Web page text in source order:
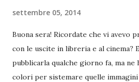
settembre 05, 2014
Buona sera! Ricordate che vi avevo
con le uscite in libreria e al cinema?
pubblicarla qualche giorno fa, ma
colori per sistemare quelle